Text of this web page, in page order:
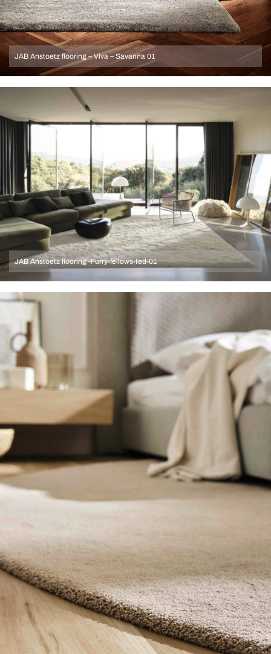
JAB Anstoetz flooring – Viva – Savanna 01
JAB Anstoetz flooring -Furry-fellows-ted-01